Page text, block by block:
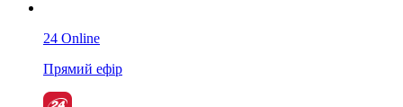
24 Online
Прямий ефір